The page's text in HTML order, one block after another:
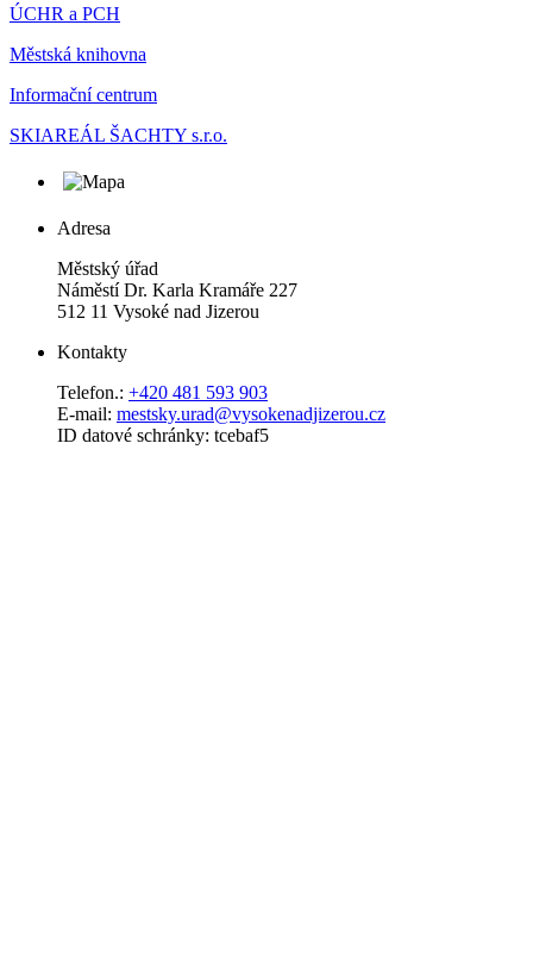
ÚCHR a PCH
Městská knihovna
Informační centrum
SKIAREÁL ŠACHTY s.r.o.
Adresa
Městský úřad
Náměstí Dr. Karla Kramáře 227
512 11 Vysoké nad Jizerou
Kontakty
Telefon.: +420 481 593 903
E-mail: mestsky.urad@vysokenadjizerou.cz
ID datové schránky: tcebaf5